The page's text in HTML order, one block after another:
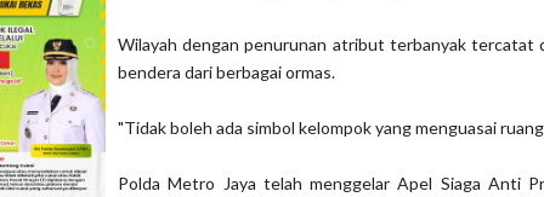
Wilayah dengan penurunan atribut terbanyak tercatat
bendera dari berbagai ormas.
"Tidak boleh ada simbol kelompok yang menguasai
Polda Metro Jaya telah menggelar Apel Siaga Anti